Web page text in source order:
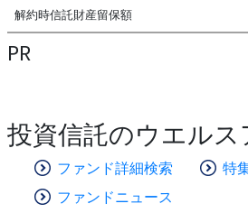
解約時信託財産留保額
PR
投資信託のウエル
ファンド詳細検索
特
ファンドニュース